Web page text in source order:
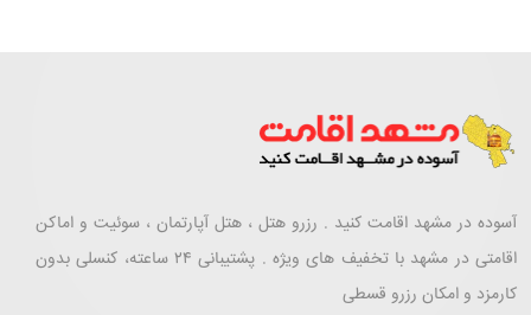
آسوده در مشهد اقامت کنید . رزرو هتل ، هتل آپارتمان ، سوئیت و اماکن
اقامتی در مشهد با تخفیف های ویژه . پشتیبانی ۲۴ ساعته، کنسلی بدون
کارمزد و امکان رزرو قسطی